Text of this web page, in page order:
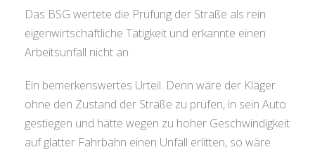
Das BSG wertete die Prüfung der Straße als rein
eigenwirtschaftliche Tätigkeit und erkannte einen
Arbeitsunfall nicht an.
Ein bemerkenswertes Urteil. Denn wäre der Kläger
ohne den Zustand der Straße zu prüfen, in sein Auto
gestiegen und hätte wegen zu hoher Geschwindigkeit
auf glatter Fahrbahn einen Unfall erlitten, so wäre